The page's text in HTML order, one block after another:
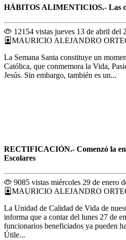
HÁBITOS ALIMENTICIOS.- Las
12154 vistas jueves 13 de abril del
MAURICIO ALEJANDRO
La Semana Santa constituye un
Católica, que conmemora la Vida,
Jesús. Sin embargo, también es un...
RECTIFICACIÓN.- Comenzó la
Escolares
9085 vistas miércoles 29 de enero
MAURICIO ALEJANDRO
La Unidad de Calidad de Vida de
informa que a contar del lunes 27 de
funcionarios beneficiados ya pueden
Útile...